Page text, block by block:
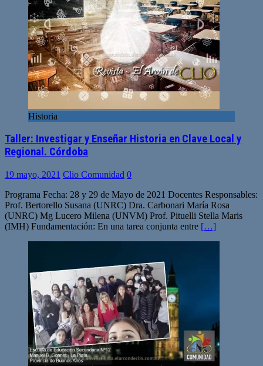
Historia
Taller: Investigar y Enseñar Historia en Clave Local y
Regional. Córdoba
19 mayo, 2021 Clio Comunidad 0
Programa Fecha: 28 y 29 de Mayo de 2021 Docentes Responsables:
Prof. Bertorello Susana (UNRC) Dra. Carbonari María Rosa
(UNRC) Mg Lucero Milena (UNVM) Prof. Pituelli Stella Maris
(IMH) Fundamentación: En una tarea conjunta entre […]